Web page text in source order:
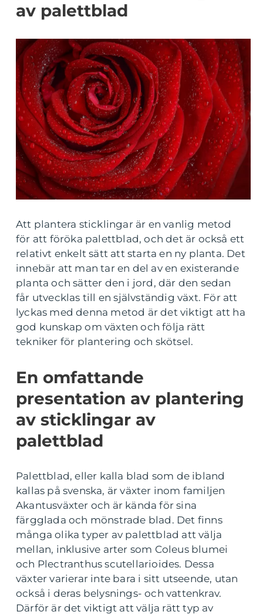
av palettblad
Att plantera sticklingar är en vanlig metod
för att föröka palettblad, och det är också ett
relativt enkelt sätt att starta en ny planta. Det
innebär att man tar en del av en existerande
planta och sätter den i jord, där den sedan
får utvecklas till en självständig växt. För att
lyckas med denna metod är det viktigt att ha
god kunskap om växten och följa rätt
tekniker för plantering och skötsel.
En omfattande
presentation av plantering
av sticklingar av
palettblad
Palettblad, eller kalla blad som de ibland
kallas på svenska, är växter inom familjen
Akantusväxter och är kända för sina
färgglada och mönstrade blad. Det finns
många olika typer av palettblad att välja
mellan, inklusive arter som Coleus blumei
och Plectranthus scutellarioides. Dessa
växter varierar inte bara i sitt utseende, utan
också i deras belysnings- och vattenkrav.
Därför är det viktigt att välja rätt typ av